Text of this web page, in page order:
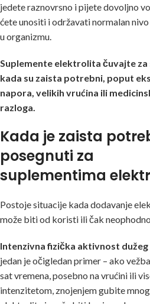
jedete raznovrsno i pijete dovoljno
ćete unositi i održavati normalan
u organizmu.
Suplemente elektrolita čuvajte za
kada su zaista potrebni, poput
napora, velikih vrućina ili
razloga.
Kada je zaista
posegnuti za
suplementima
Postoje situacije kada dodavanje
može biti od koristi ili čak neophodno.
Intenzivna fizička aktivnost
jedan je očigledan primer – ako
sat vremena, posebno na vrućini ili
intenzitetom, znojenjem gubite